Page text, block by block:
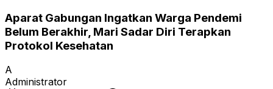
Aparat Gabungan Ingatkan Warga Pendemi
Belum Berakhir, Mari Sadar Diri Terapkan
Protokol Kesehatan
A
Administrator